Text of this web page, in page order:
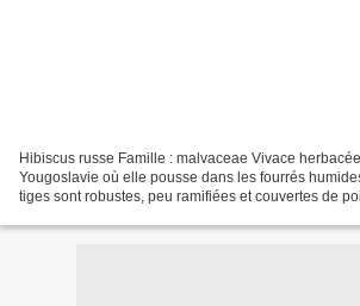
Hibiscus russe Famille : malvaceae Vivace
Yougoslavie où elle pousse dans les fourrés
tiges sont robustes, peu ramifiées et couvertes de